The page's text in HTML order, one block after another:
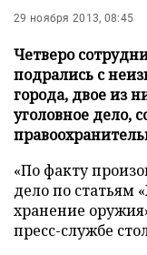
29 ноября 2013, 08:45
Четверо
подрались с
города, двое из
уголовное дело,
«По факту
дело по статьям
хранение
пресс-службе